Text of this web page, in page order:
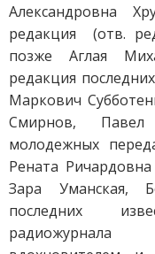
Александровна
редакция (отв.
позже Аглая
редакция
Маркович
Смирнов,
молодежных
Рената
Зара Уманская,
последних